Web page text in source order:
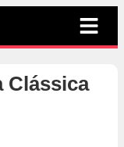
Clássica